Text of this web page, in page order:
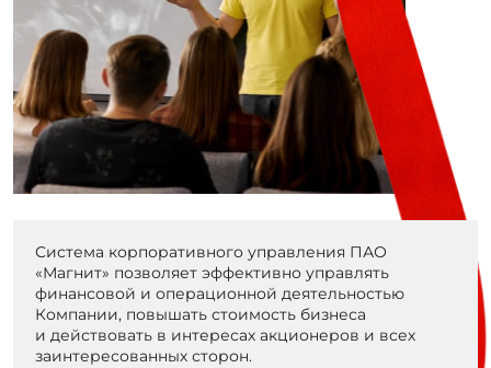
Система корпоративного управления ПАО
«Магнит» позволяет эффективно управлять
финансовой и операционной деятельностью
Компании, повышать стоимость бизнеса
и действовать в интересах акционеров и всех
заинтересованных сторон.